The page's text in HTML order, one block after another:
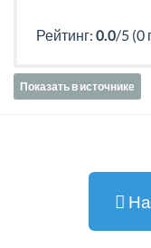
Рейтинг: 0.0/5 (0
Показать в источнике